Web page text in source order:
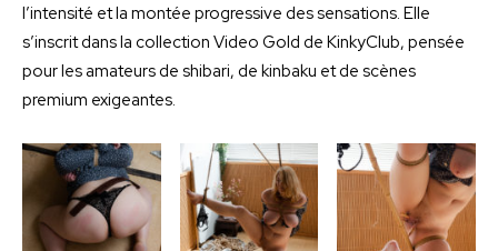
l’intensité et la montée progressive des sensations. Elle
s’inscrit dans la collection Video Gold de KinkyClub, pensée
pour les amateurs de shibari, de kinbaku et de scènes
premium exigeantes.